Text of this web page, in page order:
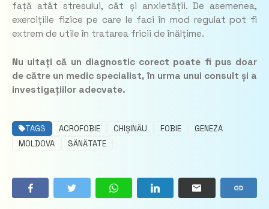
față atât stresului, cât și anxietății. De asemenea,
exercițiile fizice pe care le faci în mod regulat pot fi
extrem de utile în tratarea fricii de înălțime.
Nu uitați că un diagnostic corect poate fi pus doar
de către un medic specialist, în urma unui consult și a
investigațiilor adecvate.
TAGS ACROFOBIE CHIȘINĂU FOBIE
GENEZA
MOLDOVA
SĂNĂTATE